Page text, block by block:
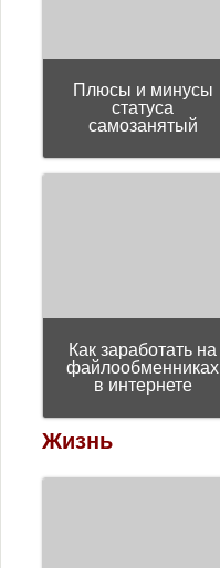
Плюсы и минусы
статуса
самозанятый
Как заработать на
файлообменниках
в интернете
Жизнь